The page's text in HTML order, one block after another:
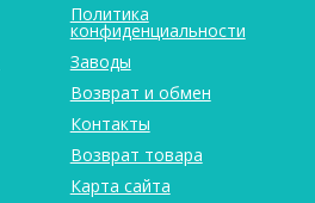
Политика
конфиденциальности
Заводы
Возврат и обмен
Контакты
Возврат товара
Карта сайта